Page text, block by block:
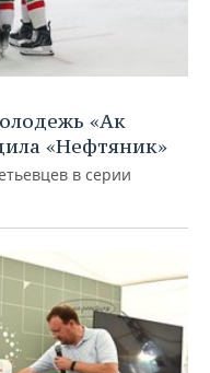
«Ак
«Нефтяник»
в серии